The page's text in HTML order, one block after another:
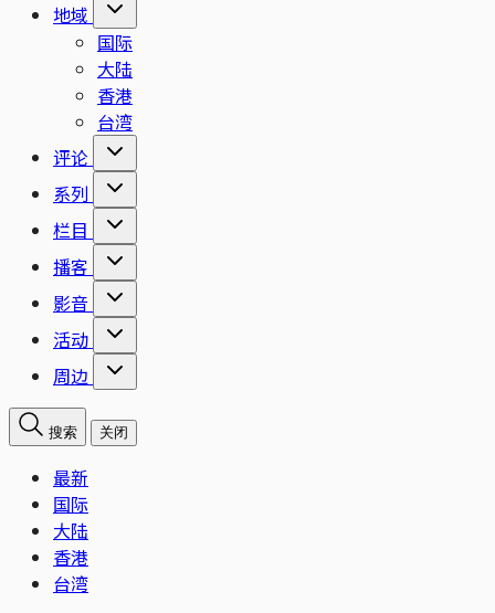
地域
国际
大陆
香港
台湾
评论
系列
栏目
播客
影音
活动
周边
搜索 关闭
最新
国际
大陆
香港
台湾